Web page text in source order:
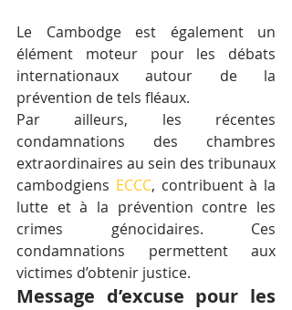
Le Cambodge est également un
élément moteur pour les débats
internationaux autour de la
prévention de tels fléaux.
Par ailleurs, les récentes
condamnations des chambres
extraordinaires au sein des tribunaux
cambodgiens ECCC, contribuent à la
lutte et à la prévention contre les
crimes génocidaires. Ces
condamnations permettent aux
victimes d’obtenir justice.
Message d’excuse pour les